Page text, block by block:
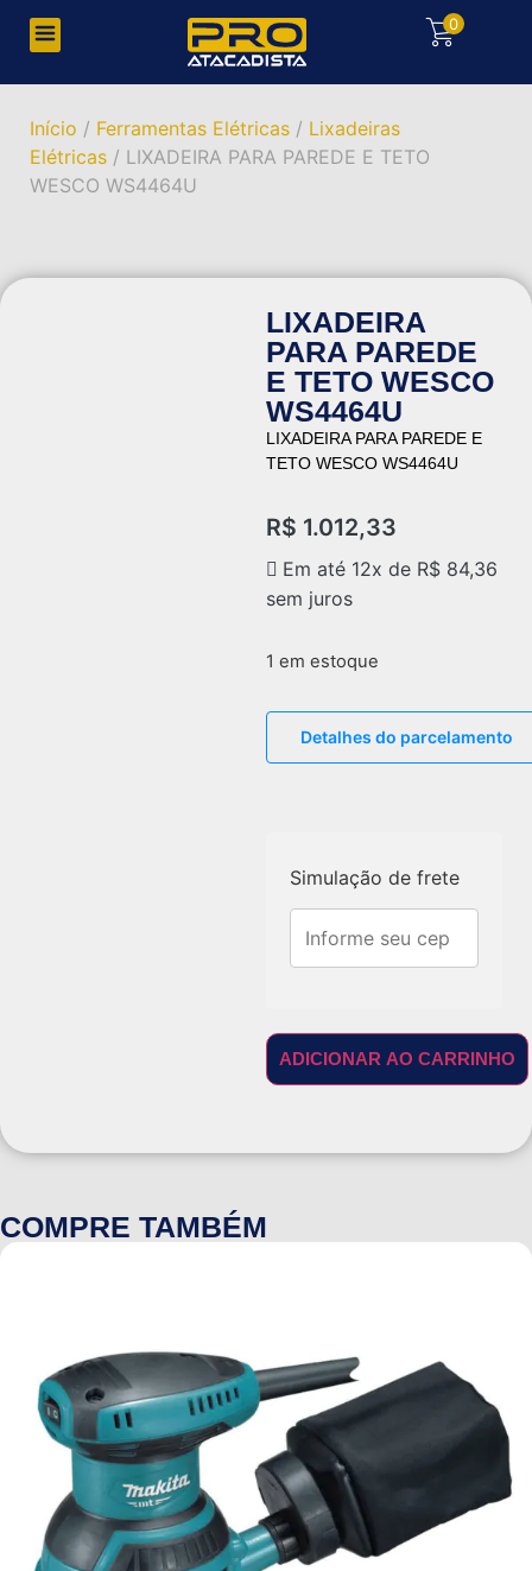
0
Início / Ferramentas Elétricas / Lixadeiras
Elétricas / LIXADEIRA PARA PAREDE E TETO
WESCO WS4464U
LIXADEIRA
PARA PAREDE
E TETO WESCO
WS4464U
LIXADEIRA PARA PAREDE E
TETO WESCO WS4464U
R$ 1.012,33
Em até 12x de R$ 84,36
sem juros
1 em estoque
Detalhes do parcelamento
Simulação de frete
ADICIONAR AO CARRINHO
COMPRE TAMBÉM